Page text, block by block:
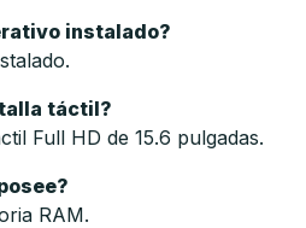
instalado?
táctil?
Full HD de 15.6 pulgadas.
RAM.